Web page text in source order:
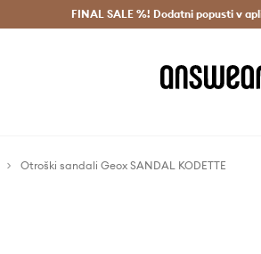
Dostava v 3 dneh > Prihrani z
FINAL SALE %! Dodatni popusti v
Otroški sandali Geox SANDAL KODETTE